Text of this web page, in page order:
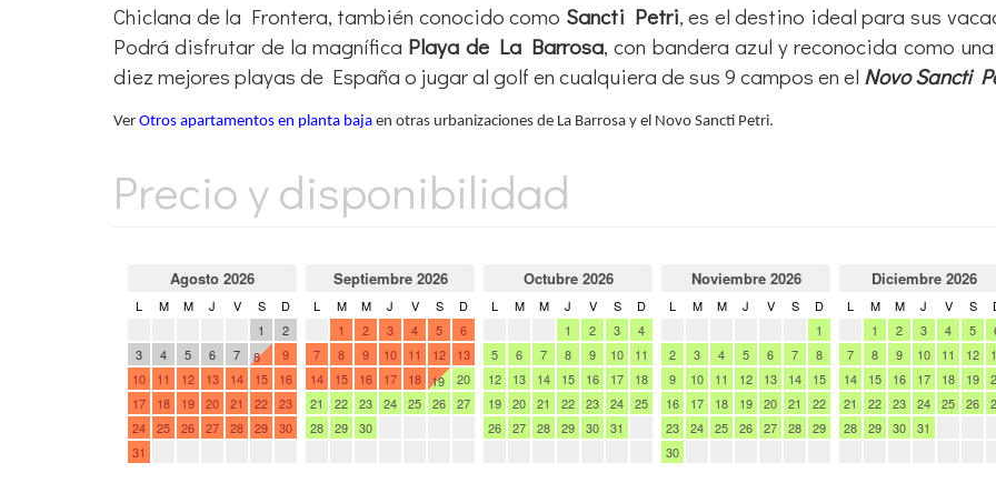
Chiclana de la Frontera, también conocido como Sancti Petri, es el destino ideal para sus
Podrá disfrutar de la magnífica Playa de La Barrosa, con bandera azul y reconocida como
diez mejores playas de España o jugar al golf en cualquiera de sus 9 campos en el Novo Sancti
Ver Otros apartamentos en planta baja en otras urbanizaciones de La Barrosa y el Novo Sancti Petri.
Precio y disponibilidad